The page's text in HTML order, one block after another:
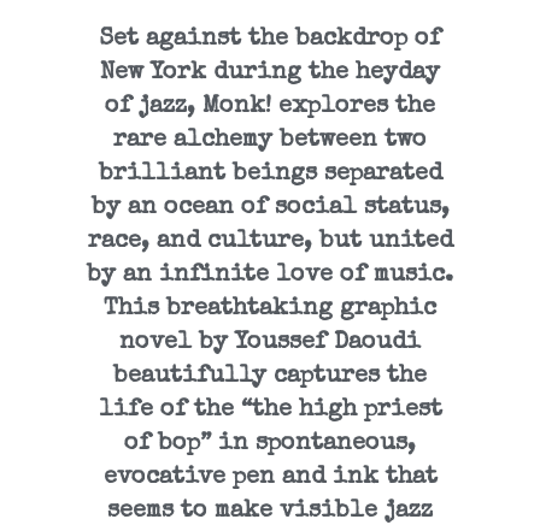
Set against the backdrop of
New York during the heyday
of jazz, Monk! explores the
rare alchemy between two
brilliant beings separated
by an ocean of social status,
race, and culture, but united
by an infinite love of music.
This breathtaking graphic
novel by Youssef Daoudi
beautifully captures the
life of the “the high priest
of bop” in spontaneous,
evocative pen and ink that
seems to make visible jazz